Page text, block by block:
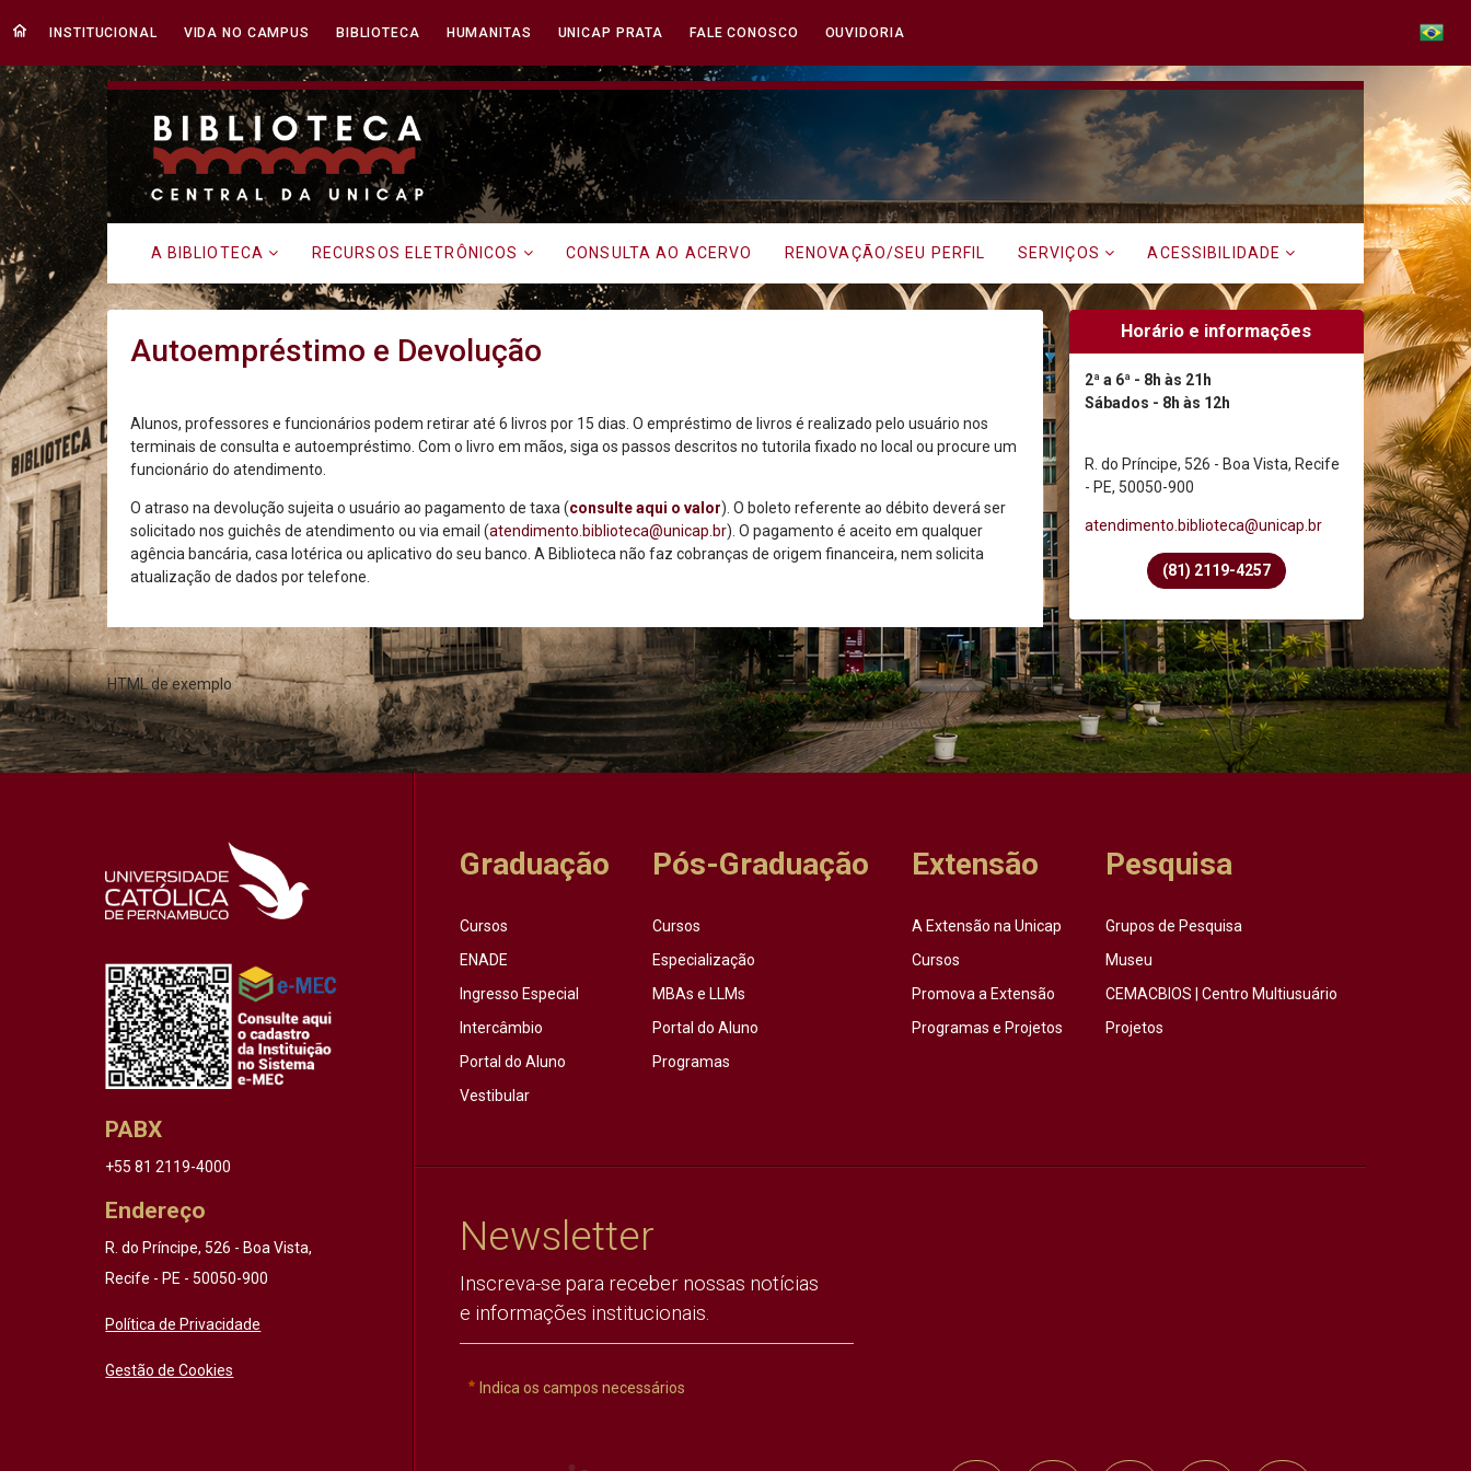
INSTITUCIONAL VIDA NO CAMPUS BIBLIOTECA HUMANITAS UNICAP PRATA FALE CONOSCO OUVIDORIA
Biblioteca | Autoempréstimo e Devolução - Unicap
A BIBLIOTECA RECURSOS ELETRÔNICOS CONSULTA AO ACERVO RENOVAÇÃO/SEU PERFIL SERVIÇOS ACESSIBILIDADE
Autoempréstimo e Devolução
Alunos, professores e funcionários podem retirar até 6 livros por 15 dias. O empréstimo de livros é realizado pelo usuário nos
terminais de consulta e autoempréstimo. Com o livro em mãos, siga os passos descritos no tutorila fixado no local ou procure um
funcionário do atendimento.
O atraso na devolução sujeita o usuário ao pagamento de taxa (consulte aqui o valor). O boleto referente ao débito deverá ser
solicitado nos guichês de atendimento ou via email (atendimento.biblioteca@unicap.br). O pagamento é aceito em qualquer
agência bancária, casa lotérica ou aplicativo do seu banco. A Biblioteca não faz cobranças de origem financeira, nem solicita
atualização de dados por telefone.
HTML de exemplo
Horário e informações
2ª a 6ª - 8h às 21h
Sábados - 8h às 12h
R. do Príncipe, 526 - Boa Vista, Recife
- PE, 50050-900
atendimento.biblioteca@unicap.br
(81) 2119-4257
PABX
+55 81 2119-4000
Endereço
R. do Príncipe, 526 - Boa Vista,
Recife - PE - 50050-900
Política de Privacidade
Gestão de Cookies
Graduação
Cursos
ENADE
Ingresso Especial
Intercâmbio
Portal do Aluno
Vestibular
Pós-Graduação
Cursos
Especialização
MBAs e LLMs
Portal do Aluno
Programas
Extensão
A Extensão na Unicap
Cursos
Promova a Extensão
Programas e Projetos
Pesquisa
Grupos de Pesquisa
Museu
CEMACBIOS | Centro Multiusuário
Projetos
Newsletter
Inscreva-se para receber nossas notícias
e informações institucionais.
Indica os campos necessários